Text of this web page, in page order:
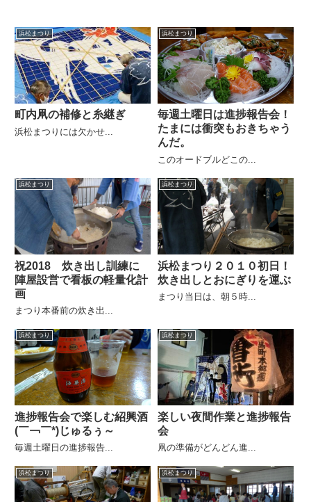
浜松まつり
町内凧の補修と糸継ぎ
浜松まつりには欠かせ...
浜松まつり
毎週土曜日は進捗報告会！
たまには衝突もおきちゃう
んだ。
このオードブルどこの...
浜松まつり
祝2018 炊き出し訓練に
陣屋設営で看板の軽量化計
画
まつり本番前の炊き出...
浜松まつり
浜松まつり２０１０初日！
炊き出しとおにぎりを運ぶ
まつり当日は、朝５時...
浜松まつり
進捗報告会で楽しむ紹興酒
(￣￢￣*)じゅるぅ～
毎週土曜日の進捗報告...
浜松まつり
楽しい夜間作業と進捗報告
会
凧の準備がどんどん進...
浜松まつり 浜松まつり